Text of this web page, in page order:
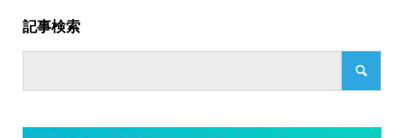
記事検索